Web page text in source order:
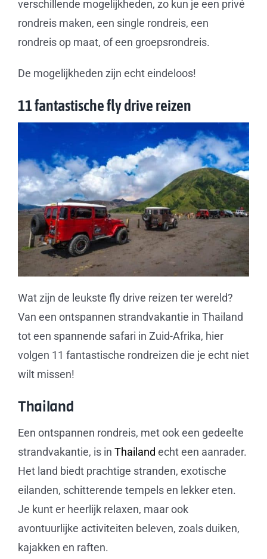
verschillende mogelijkheden, zo kun je een privé
rondreis maken, een single rondreis, een
rondreis op maat, of een groepsrondreis.
De mogelijkheden zijn echt eindeloos!
11 fantastische fly drive reizen
Wat zijn de leukste fly drive reizen ter wereld?
Van een ontspannen strandvakantie in Thailand
tot een spannende safari in Zuid-Afrika, hier
volgen 11 fantastische rondreizen die je echt niet
wilt missen!
Thailand
Een ontspannen rondreis, met ook een gedeelte
strandvakantie, is in Thailand echt een aanrader.
Het land biedt prachtige stranden, exotische
eilanden, schitterende tempels en lekker eten.
Je kunt er heerlijk relaxen, maar ook
avontuurlijke activiteiten beleven, zoals duiken,
kajakken en raften.